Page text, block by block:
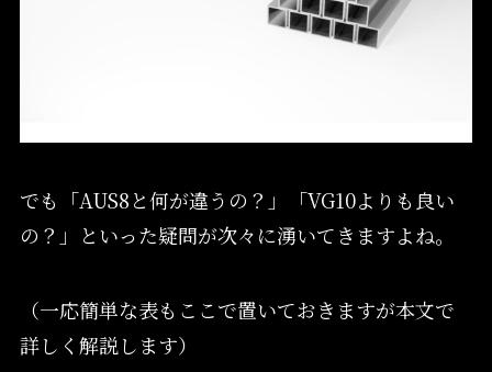
でも「AUS8と何が違うの？」「VG10よりも良い
の？」といった疑問が次々に湧いてきますよね。
（一応簡単な表もここで置いておきますが本文で
詳しく解説します）